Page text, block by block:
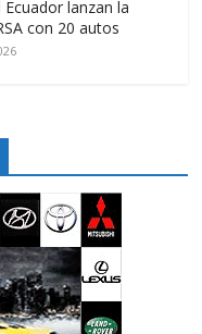
Ecuador lanzan la
con 20 autos